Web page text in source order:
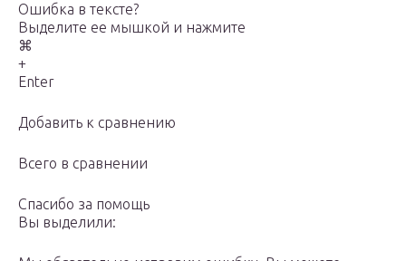
Ошибка в тексте?
Выделите ее мышкой и нажмите
⌘
+
Enter
Добавить к сравнению
Всего в сравнении
Спасибо за помощь
Вы выделили: